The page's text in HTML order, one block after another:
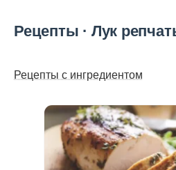
Рецепты · Лук
Рецепты с ингредиентом